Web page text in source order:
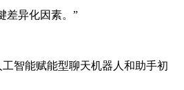
差异化因素。”
智能赋能型聊天机器人和助手初